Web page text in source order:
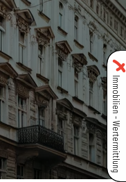
Immobilien - Wertermittlung